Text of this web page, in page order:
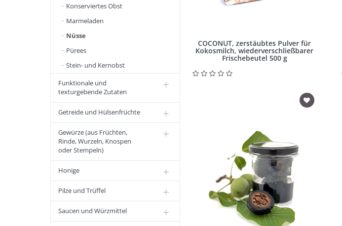
Konserviertes Obst
Marmeladen
Nüsse
Pürees
Stein- und Kernobst
Funktionale und
texturgebende Zutaten
Getreide und Hülsenfrüchte
Gewürze (aus Früchten,
Rinde, Wurzeln, Knospen
oder Stempeln)
Honige
Pilze und Trüffel
Saucen und Würzmittel
COCONUT, zerstäubtes Pulver für
Kokosmilch, wiederverschließbarer
Frischebeutel 500 g